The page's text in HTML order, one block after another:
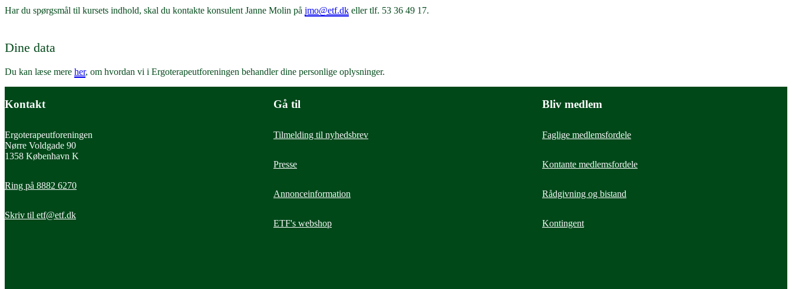
Har du spørgsmål til kursets indhold, skal du kontakte konsulent Janne Molin på jmo@etf.dk eller tlf. 53 36 49 17.
Dine data
Du kan læse mere her, om hvordan vi i Ergoterapeutforeningen behandler dine personlige oplysninger.
Kontakt
Ergoterapeutforeningen
Nørre Voldgade 90
1358 København K
Ring på 8882 6270
Skriv til etf@etf.dk
Gå til
Tilmelding til nyhedsbrev
Presse
Annonceinformation
ETF's webshop
Bliv medlem
Faglige medlemsfordele
Kontante medlemsfordele
Rådgivning og bistand
Kontingent